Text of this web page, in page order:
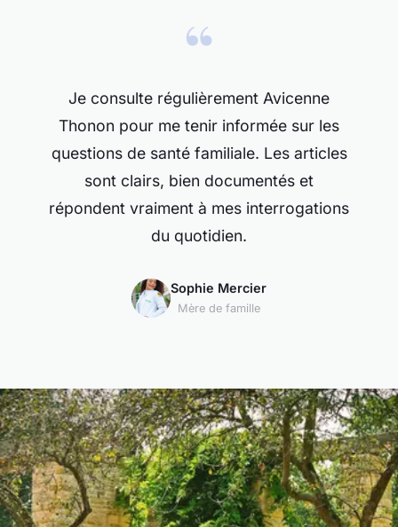
“
Je consulte régulièrement Avicenne
Thonon pour me tenir informée sur les
questions de santé familiale. Les articles
sont clairs, bien documentés et
répondent vraiment à mes interrogations
du quotidien.
Sophie Mercier
Mère de famille